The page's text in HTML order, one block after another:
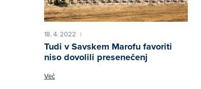
18. 4. 2022 |
Tudi v Savskem Marofu favoriti
niso dovolili presenečenj
Več